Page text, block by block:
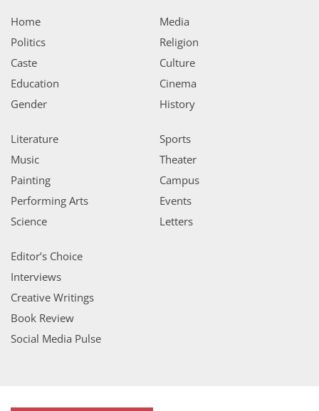
Home
Politics
Caste
Education
Gender
Media
Religion
Culture
Cinema
History
Literature
Music
Painting
Performing Arts
Science
Sports
Theater
Campus
Events
Letters
Editor’s Choice
Interviews
Creative Writings
Book Review
Social Media Pulse